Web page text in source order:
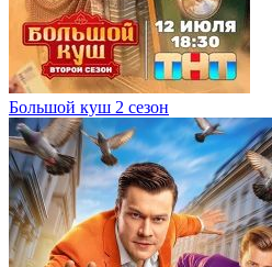
Большой куш 2 сезон